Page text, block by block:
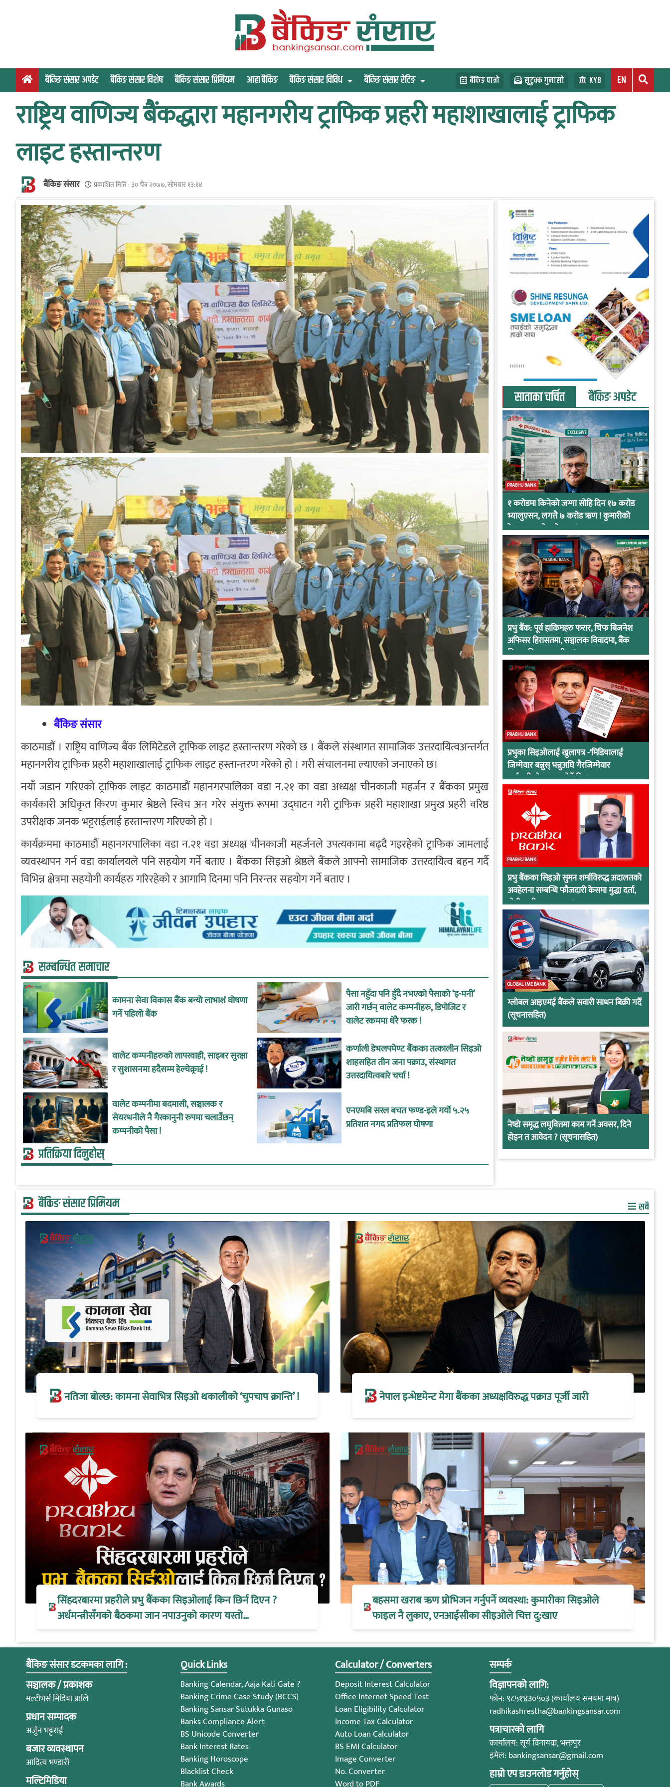
o
बैंकिङ संसार अपडेट बैंकिङ संसार विशेष बैंकिङ संसार प्रिमियम आहा बैंकिङ बैंकिङ संसार विविध बैंकिङ संसार रेटिङ बैंकिङ पात्रो सुटुक्क गुनासो KYB EN
राष्ट्रिय वाणिज्य बैंकद्धारा महानगरीय ट्राफिक प्रहरी महाशाखालाई ट्राफिक
लाइट हस्तान्तरण
बैंकिङ संसार प्रकाशित मिति :३० चैत्र २०७७, सोमबार १३:१४
बैंकिङ संसार
काठमाडौं । राष्ट्रिय वाणिज्य बैंक लिमिटेडले ट्राफिक लाइट हस्तान्तरण गरेको छ । बैंकले संस्थागत सामाजिक उत्तरदायित्वअन्तर्गत
महानगरीय ट्राफिक प्रहरी महाशाखालाई ट्राफिक लाइट हस्तान्तरण गरेको हो । गरी संचालनमा ल्याएको जनाएको छ।
नयाँ जडान गरिएको ट्राफिक लाइट काठमाडौं महानगरपालिका वडा न.२१ का वडा अध्यक्ष चीनकाजी महर्जन र बैंकका प्रमुख
कार्यकारी अधिकृत किरण कुमार श्रेष्ठले स्विच अन गरेर संयुक्त रूपमा उद्घाटन गरी ट्राफिक प्रहरी महाशाखा प्रमुख प्रहरी वरिष्ठ
उपरीक्षक जनक भट्टराईलाई हस्तान्तरण गरिएको हो ।
कार्यक्रममा काठमाडौं महानगरपालिका वडा न.२१ वडा अध्यक्ष चीनकाजी महर्जनले उपत्यकामा बढ्दै गइरहेको ट्राफिक जामलाई
व्यवस्थापन गर्न वडा कार्यालयले पनि सहयोग गर्ने बताए । बैंकका सिइओ श्रेष्ठले बैंकले आफ्नो सामाजिक उत्तरदायित्व बहन गर्दै
विभिन्न क्षेत्रमा सहयोगी कार्यहरु गरिरहेको र आगामि दिनमा पनि निरन्तर सहयोग गर्ने बताए ।
सम्बन्धित समाचार
कामना सेवा विकास बैंक बन्यो लाभाशं घोषणा
गर्ने पहिलो बैंक
पैसा नहुँदा पनि हुँदै नभएको पैसाको ‘इ-मनी’
जारी गर्छन् वालेट कम्पनीहरु, डिपोजिट र
वालेट रकममा धेरै फरक !
वालेट कम्पनीहरुको लापरवाही, साइबर सुरक्षा
र सुशासनमा हदैसम्म हेल्चेक्र्राई !
कर्णाली डेभलपमेण्ट बैंकका तत्कालीन सिइओ
शाहसहित तीन जना पक्राउ, संस्थागत
उत्तरदायित्वबारे चर्चा !
वालेट कम्पनीमा बदमासी, सञ्चालक र
सेयरधनीले नै गैरकानुनी रुपमा चलाउँछन्
कम्पनीको पैसा !
एनएमबि सरल बचत फण्ड-इले गर्यो ५.२५
प्रतिशत नगद प्रतिफल घोषणा
प्रतिक्रिया दिनुहोस्
साताका चर्चित बैंकिङ अपडेट
PRABHU BANK
१ करोडमा किनेको जग्गा सोहि दिन १७ करोड
भ्यालुएसन, लगत्तै ७ करोड ऋण ! कुमारीको
केसमा प्रभुको कनेक्सन !
प्रभु बैंक: पूर्व हाकिमहरु फरार, चिफ बिजनेश
अफिसर हिरासतमा, सञ्चालक विवादमा, बैंक
नियामकीय कारवाहीमा !
PRABHU BANK
प्रभुका सिइओलाई खुलापत्र -‘मिडियालाई
जिम्मेवार बन्नुस् भन्नुअघि गैरजिम्मेवार
कर्मचारीको व्यवहार हेर्ने कि !
PRABHU BANK
प्रभु बैंकका सिइओ सुमन शर्माविरुद्ध अदालतको
अवहेलना सम्बन्धि फौजदारी केसमा मुद्धा दर्ता,
दोषी ठहरिए जान्छ पद !
GLOBAL IME BANK
ग्लोबल आइएमई बैंकले सवारी साधन बिक्री गर्दै
(सूचनासहित)
नेष्डो समृद्ध लघुवित्तमा काम गर्ने अवसर, दिने
होइन त आवेदन ? (सूचनासहित)
बैंकिङ संसार प्रिमियम सबै
नतिजा बोल्छ: कामना सेवाभित्र सिइओ थकालीको ‘चुपचाप क्रान्ति’ ! नेपाल इन्भेष्टमेन्ट मेगा बैंकका अध्यक्षविरुद्ध पक्राउ पूर्जी जारी
सिंहदरबारमा प्रहरीले प्रभु बैंकका सिइओलाई किन छिर्न दिएन ?
अर्थमन्त्रीसँगको बैठकमा जान नपाउनुको कारण यस्तो…
बहसमा खराब ऋण प्रोभिजन गर्नुपर्ने व्यवस्था: कुमारीका सिइओले
फाइल नै लुकाए, एनआईसीका सीइओले चित्त दु:खाए
बैंकिङ संसार डटकमका लागि :
सञ्चालक / प्रकाशक
मल्टीभर्स मिडिया प्रालि
प्रधान सम्पादक
अर्जुन भट्टराई
बजार व्यवस्थापन
आदित्य भण्डारी
मल्टिमिडिया
Quick Links
Banking Calendar, Aaja Kati Gate ?
Banking Crime Case Study (BCCS)
Banking Sansar Sutukka Gunaso
Banks Compliance Alert
BS Unicode Converter
Bank Interest Rates
Banking Horoscope
Blacklist Check
Bank Awards
Calculator / Converters
Deposit Interest Calculator
Office Internet Speed Test
Loan Eligibility Calculator
Income Tax Calculator
Auto Loan Calculator
BS EMI Calculator
Image Converter
No. Converter
Word to PDF
सम्पर्क
विज्ञापनको लागि:
फोन: ९८५१४३०५०३ (कार्यालय समयमा मात्र)
radhikashrestha@bankingsansar.com
पत्राचारको लागि
कार्यालय: सूर्य विनायक, भक्तपुर
इमेल: bankingsansar@gmail.com
हाम्रो एप डाउनलोड गर्नुहोस्